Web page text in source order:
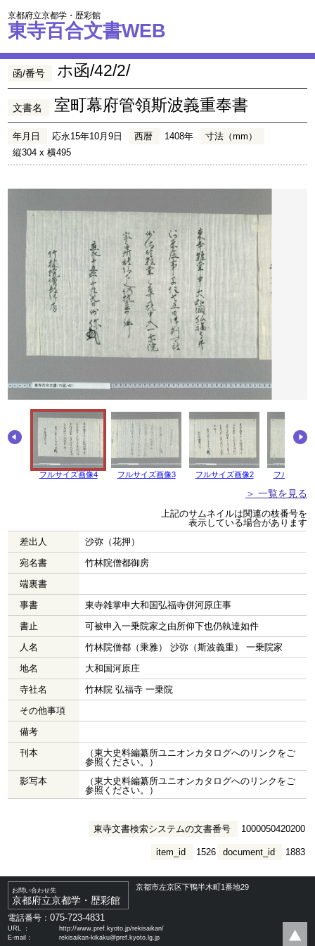
京都府立京都学・歴彩館
東寺百合文書WEB
函/番号 ホ函/42/2/
文書名 室町幕府管領斯波義重奉書
年月日 応永15年10月9日 西暦 1408年
寸法（mm）
縦304 x 横495
フルサイズ画像4 フルサイズ画像3 フルサイズ画像2 フルサイズ
＞ 一覧を見る
上記のサムネイルは関連の枝番号を
表示している場合があります
差出人
沙弥（花押）
宛名書
竹林院僧都御房
端裏書
事書
東寺雑掌申大和国弘福寺併河原庄事
書止
可被申入一乗院家之由所仰下也仍執達如件
人名
竹林院僧都（乘雅） 沙弥（斯波義重） 一乗院家
地名
大和国河原庄
寺社名
竹林院 弘福寺 一乗院
その他事項
備考
刊本
（東大史料編纂所ユニオンカタログへのリンクをご
参照ください。）
影写本
（東大史料編纂所ユニオンカタログへのリンクをご
参照ください。）
東寺文書検索システムの文書番号 1000050420200
document_id 1883
item_id 1526
お問い合わせ先
京都府立京都学・歴彩館
京都市左京区下鴨半木町1番地29
電話番号：075-723-4831
URL ：
http://www.pref.kyoto.jp/rekisaikan/
E-mail：
rekisaikan-kikaku@pref.kyoto.lg.jp